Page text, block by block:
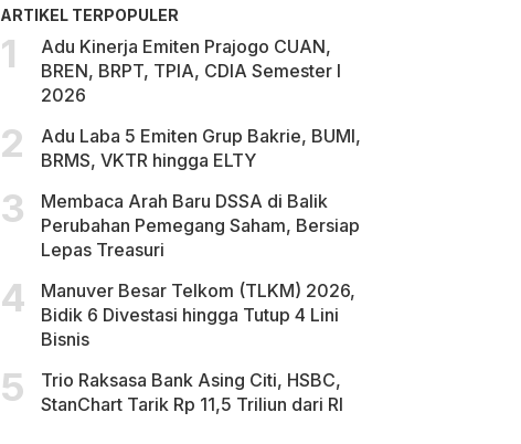
ARTIKEL TERPOPULER
Adu Kinerja Emiten Prajogo CUAN,
BREN, BRPT, TPIA, CDIA Semester I
2026
Adu Laba 5 Emiten Grup Bakrie, BUMI,
BRMS, VKTR hingga ELTY
Membaca Arah Baru DSSA di Balik
Perubahan Pemegang Saham, Bersiap
Lepas Treasuri
Manuver Besar Telkom (TLKM) 2026,
Bidik 6 Divestasi hingga Tutup 4 Lini
Bisnis
Trio Raksasa Bank Asing Citi, HSBC,
StanChart Tarik Rp 11,5 Triliun dari RI